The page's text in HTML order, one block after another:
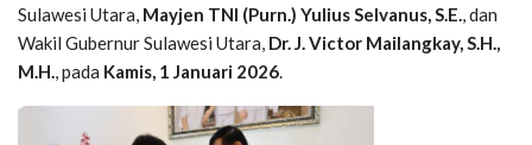
Sulawesi Utara, Mayjen TNI (Purn.) Yulius Selvanus, S.E., dan
Wakil Gubernur Sulawesi Utara, Dr. J. Victor Mailangkay, S.H.,
M.H., pada Kamis, 1 Januari 2026.